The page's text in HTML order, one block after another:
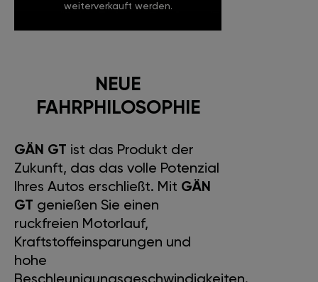
weiterverkauft werden.
NEUE
FAHRPHILOSOPHIE
GÄN GT ist das Produkt der
Zukunft, das das volle Potenzial
Ihres Autos erschließt. Mit GÄN
GT genießen Sie einen
ruckfreien Motorlauf,
Kraftstoffeinsparungen und
hohe